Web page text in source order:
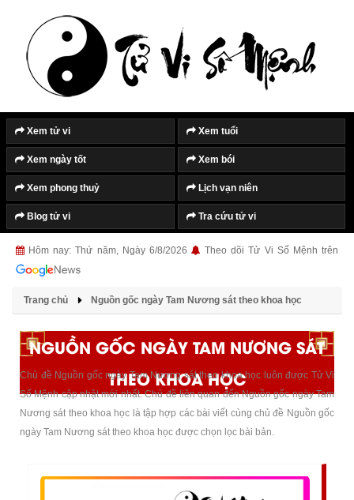
Xem tử vi Xem tuổi
Xem ngày tốt Xem bói
Xem phong thuỷ Lịch vạn niên
Blog tử vi Tra cứu tử vi
Hôm nay: Thứ năm, Ngày 6/8/2026 Theo dõi Tử Vi Số Mệnh trên
Trang chủ Nguồn gốc ngày Tam Nương sát theo khoa học
NGUỒN GỐC NGÀY TAM NƯƠNG SÁT
THEO KHOA HỌC
Chủ đề Nguồn gốc ngày Tam Nương sát theo khoa học luôn được Tử Vi
Số Mệnh cập nhật mới nhất. Chủ đề liên quan đến Nguồn gốc ngày Tam
Nương sát theo khoa học là tập hợp các bài viết cùng chủ đề Nguồn gốc
ngày Tam Nương sát theo khoa học được chọn lọc bài bản.